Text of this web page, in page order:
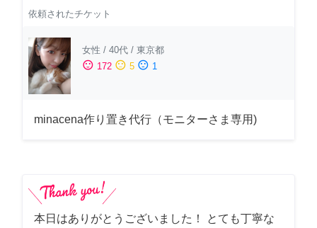
依頼されたチケット
女性 / 40代 / 東京都
sentiment_satisfied 172 sentiment_neutral 5 sentiment_dissatisfied 1
minacena作り置き代行（モニターさま専用)
本日はありがとうございました！ とても丁寧な